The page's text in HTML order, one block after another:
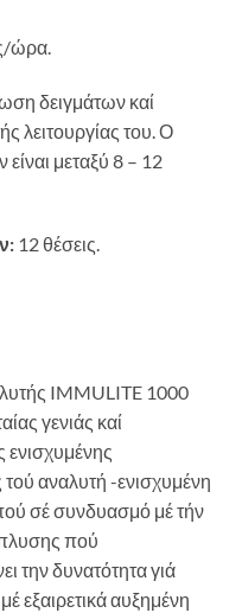
ώρα.
δειγμάτων καί
λειτουργίας του. Ο
μεταξύ 8 – 12
12 θέσεις.
IMMULITE 1000
γενιάς καί
ενισχυμένης
αναλυτή -ενισχυμένη
σέ συνδυασμό μέ τήν
πού
την δυνατότητα γιά
εξαιρετικά αυξημένη